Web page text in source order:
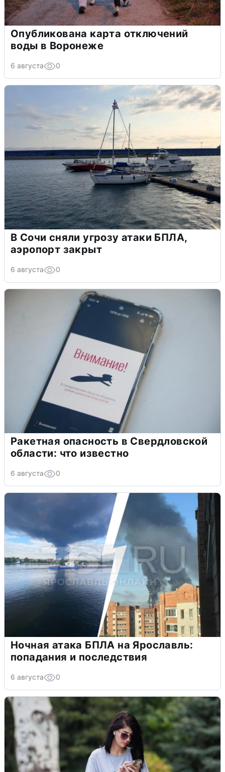
Опубликована карта отключений
воды в Воронеже
6 августа 0
В Сочи сняли угрозу атаки БПЛА,
аэропорт закрыт
6 августа 0
Ракетная опасность в Свердловской
области: что известно
6 августа 0
Ночная атака БПЛА на Ярославль:
попадания и последствия
6 августа 0